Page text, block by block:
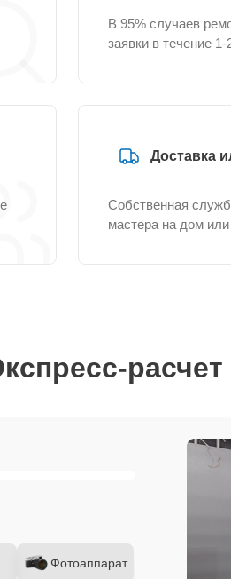
В 95% случаев
заявки в течение 1-
Доставка
Собственная
мастера на дом
Фотоаппарат